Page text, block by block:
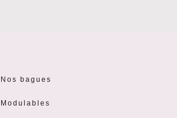
Nos bagues
Modulables